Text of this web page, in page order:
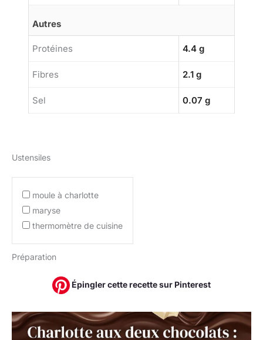
Autres
Protéines 4.4 g
Fibres 2.1 g
Sel 0.07 g
Ustensiles
moule à charlotte
maryse
thermomètre de cuisine
Préparation
Épingler cette recette sur Pinterest